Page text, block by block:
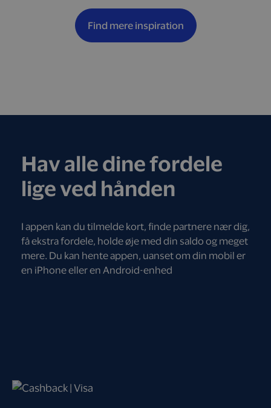
Find mere inspiration
Hav alle dine fordele
lige ved hånden
I appen kan du tilmelde kort, finde partnere nær dig,
få ekstra fordele, holde øje med din saldo og meget
mere. Du kan hente appen, uanset om din mobil er
en iPhone eller en Android-enhed